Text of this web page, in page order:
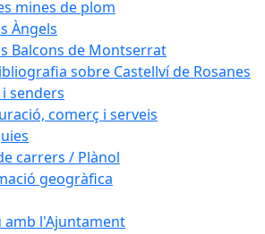
mines de plom
Àngels
Balcons de Montserrat
sobre Castellví de Rosanes
senders
comerç i serveis
carrers / Plànol
geogràfica
amb l'Ajuntament